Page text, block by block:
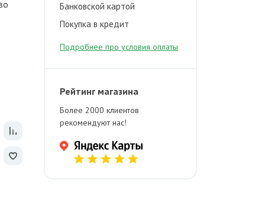
Банковской картой
Покупка в кредит
Подробнее про условия оплаты
Рейтинг магазина
Более 2000 клиентов
рекомендуют нас!